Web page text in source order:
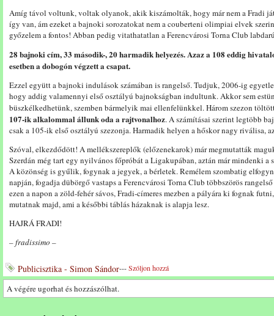
Amíg távol voltunk, voltak olyanok, akik kiszámolták, hogy már nem a Fradi
így van, ám ezeket a bajnoki sorozatokat nem a couberteni olimpiai elvek
győzelem a fontos! Abban pedig vitathatatlan a Ferencvárosi Torna Club
28 bajnoki cím, 33 második-, 20 harmadik helyezés. Azaz a 108 eddig
esetben a dobogón végzett a csapat.
Ezzel együtt a bajnoki indulások számában is rangelső. Tudjuk, 2006-ig
hogy addig valamennyi első osztályú bajnokságban indultunk. Akkor sem
büszkélkedhetünk, szemben bármelyik mai ellenfelünkkel. Három szezon
107-ik alkalommal állunk oda a rajtvonalhoz. A számításai szerint legtöbb
csak a 105-ik első osztályú szezonja. Harmadik helyen a hőskor nagy riválisa,
Szóval, elkezdődött! A mellékszereplők (előzenekarok) már megmutatták
Szerdán még tart egy nyilvános főpróbát a Ligakupában, aztán már mindenki a
A közönség is gyűlik, fogynak a jegyek, a bérletek. Remélem szombatig
napján, fogadja dübörgő vastaps a Ferencvárosi Torna Club többszörös
ezen a napon a zöld-fehér sávos, Fradi-címeres mezben a pályára ki fognak
mutatnak majd, ami a későbbi táblás házaknak is alapja lesz.
HAJRÁ FRADI!
– fradissimo –
Publicisztika - Simon Sándor---Szóljon hozzá
A végére ugorhat és hozzászólhat.